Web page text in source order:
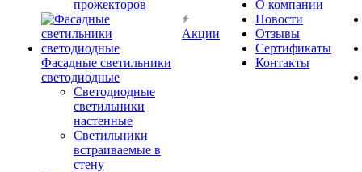
прожекторов
Фасадные светильники
светодиодные
Светодиодные
светильники
настенные
Светильники
встраиваемые в
стену
Акции
О компании
Новости
Отзывы
Сертификаты
Контакты